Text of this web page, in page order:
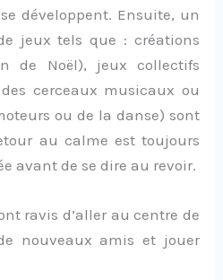
développent. Ensuite, un
jeux tels que : créations
de Noël), jeux collectifs
cerceaux musicaux ou
ou de la danse) sont
au calme est toujours
avant de se dire au revoir.
ravis d’aller au centre de
nouveaux amis et jouer